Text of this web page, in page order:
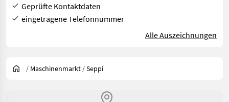
Geprüfte Kontaktdaten
eingetragene Telefonnummer
Alle Auszeichnungen
/ Maschinenmarkt /Seppi